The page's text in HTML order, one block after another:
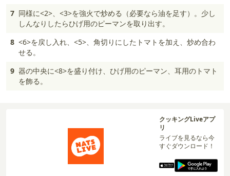
7 同様に<2>、<3>を強火で炒める（必要なら油を足す）。少し
しんなりしたらひげ用のピーマンを取り出す。
8 <6>を戻し入れ、<5>、角切りにしたトマトを加え、炒め合わ
せる。
9 器の中央に<8>を盛り付け、ひげ用のピーマン、耳用のトマト
を飾る。
クッキングLiveアプ
リ
ライブを見るなら今
すぐダウンロード！